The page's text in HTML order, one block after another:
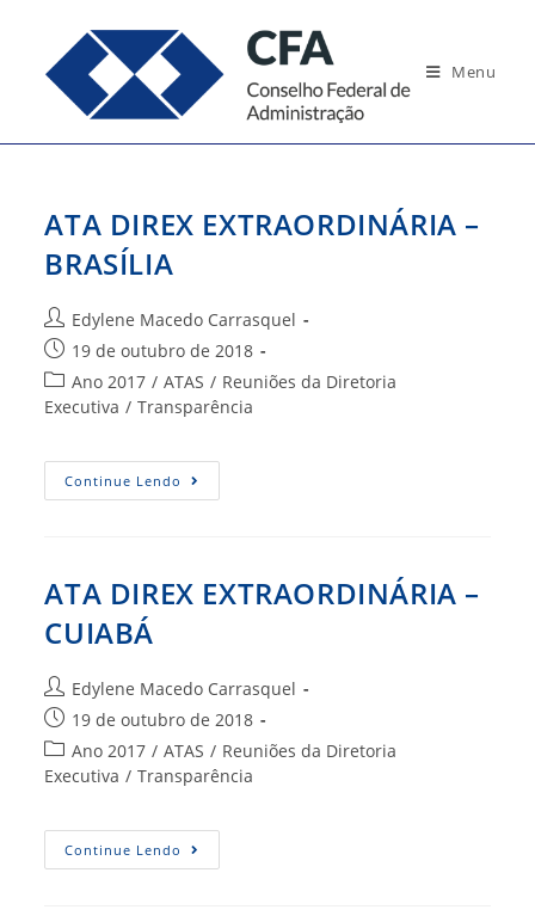
conteúdo
Menu
ATA DIREX EXTRAORDINÁRIA –
BRASÍLIA
Autor
do
post:
Edylene Macedo Carrasquel
Post
publicado:
19 de outubro de 2018
Categoria
do
Ano 2017 / ATAS / Reuniões da Diretoria
Executiva / Transparência
Continue Lendo ATA
DIREX
ATA DIREX EXTRAORDINÁRIA –
CUIABÁ
Autor
do
post:
Edylene Macedo Carrasquel
Post
publicado:
19 de outubro de 2018
Categoria
do
Ano 2017 / ATAS / Reuniões da Diretoria
Executiva / Transparência
Continue Lendo ATA
DIREX